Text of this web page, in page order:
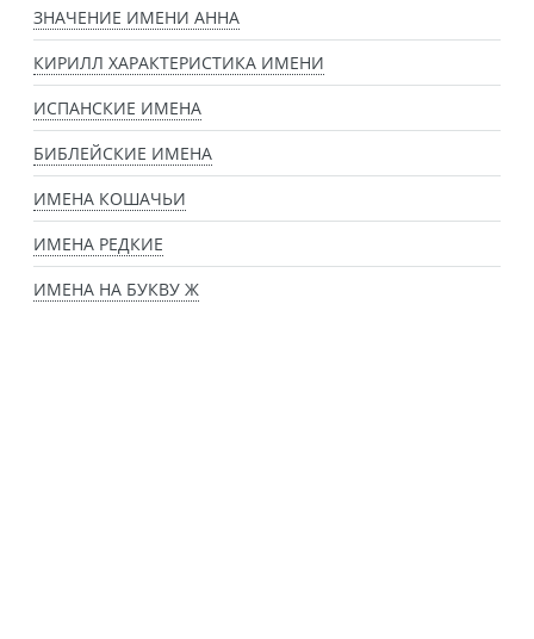
ЗНАЧЕНИЕ ИМЕНИ АННА
КИРИЛЛ ХАРАКТЕРИСТИКА ИМЕНИ
ИСПАНСКИЕ ИМЕНА
БИБЛЕЙСКИЕ ИМЕНА
ИМЕНА КОШАЧЬИ
ИМЕНА РЕДКИЕ
ИМЕНА НА БУКВУ Ж